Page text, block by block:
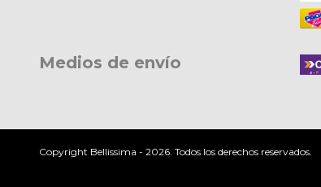
Medios de envío
Copyright Bellissima - 2026. Todos los derechos reservados.